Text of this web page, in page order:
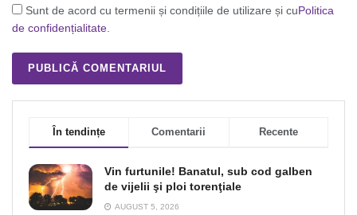
Sunt de acord cu termenii și condițiile de utilizare și cuPolitica
de confidențialitate.
În tendințe Comentarii Recente
Vin furtunile! Banatul, sub cod galben
de vijelii şi ploi torenţiale
AUGUST 5, 2026